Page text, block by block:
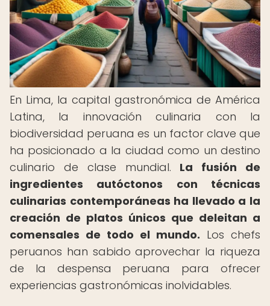
En Lima, la capital gastronómica de América
Latina, la innovación culinaria con la
biodiversidad peruana es un factor clave que
ha posicionado a la ciudad como un destino
culinario de clase mundial. La fusión de
ingredientes autóctonos con técnicas
culinarias contemporáneas ha llevado a la
creación de platos únicos que deleitan a
comensales de todo el mundo. Los chefs
peruanos han sabido aprovechar la riqueza
de la despensa peruana para ofrecer
experiencias gastronómicas inolvidables.